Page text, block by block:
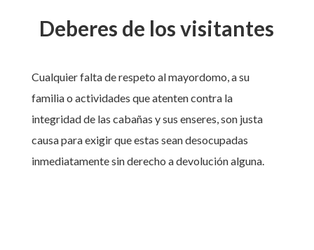
Deberes de los visitantes
Cualquier falta de respeto al mayordomo, a su
familia o actividades que atenten contra la
integridad de las cabañas y sus enseres, son justa
causa para exigir que estas sean desocupadas
inmediatamente sin derecho a devolución alguna.